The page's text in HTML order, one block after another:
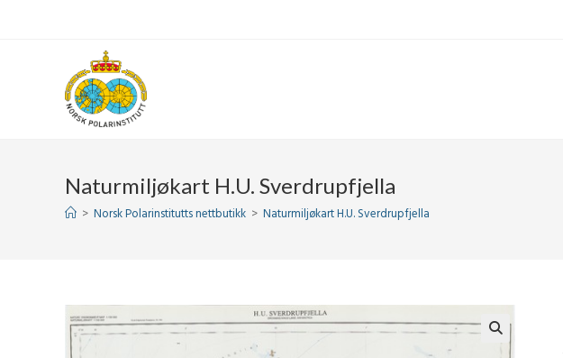
Naturmiljøkart H.U. Sverdrupfjella
> Norsk Polarinstitutts nettbutikk > Naturmiljøkart H.U. Sverdrupfjella